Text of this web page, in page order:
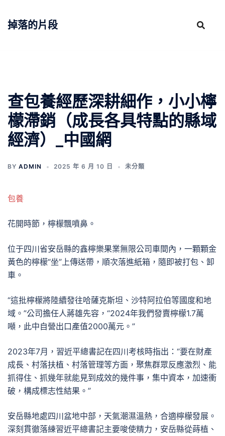
掉落的片段
查包養經歷深耕細作，小小檸
檬滯銷（成長各具特點的縣域
經濟）_中國網
BY ADMIN 2025 年 6 月 10 日 未分類
包養
花開時節，檸檬飄噴鼻。
位于四川省安岳縣的鑫檸樂果業無限公司車間內，一顆顆金
黃色的檸檬“坐”上傳送帶，順次落進紙箱，隨即被打包、卸
車。
“這批檸檬將陸續發往哈薩克斯坦、沙特阿拉伯等國度和地
域。”公司擔任人蔣雄先容，“2024年我們發賣檸檬1.7萬
噸，此中自營出口產值2000萬元。”
2023年7月，習近平總書記在四川考核時指出：“要在財產
成長、村落扶植、村落管理等方面，聚焦群眾反應激烈、能
抓得住、抓幾年就能見到成效的幾件事，集中資本，加速衝
破，構成標志性結果。”
安岳縣地處四川盆地中部，天氣潮濕溫熱，合適檸檬發展。
深刻貫徹落練習近平總書記主要唆使精力，安岳縣從蒔植、